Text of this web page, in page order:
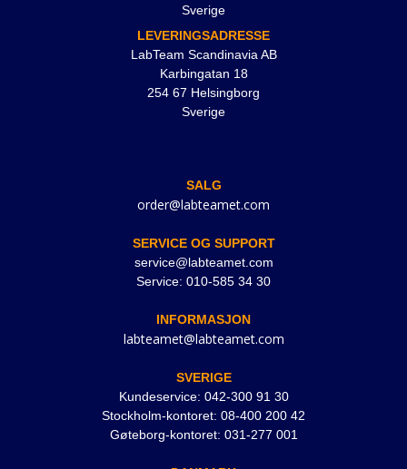
Sverige
LEVERINGSADRESSE
LabTeam Scandinavia AB
Karbingatan 18
254 67 Helsingborg
Sverige
SALG
order@labteamet.com
SERVICE OG SUPPORT
service@labteamet.com
Service: 010-585 34 30
INFORMASJON
labteamet@labteamet.com
SVERIGE
Kundeservice: 042-300 91 30
Stockholm-kontoret: 08-400 200 42
Gøteborg-kontoret: 031-277 001